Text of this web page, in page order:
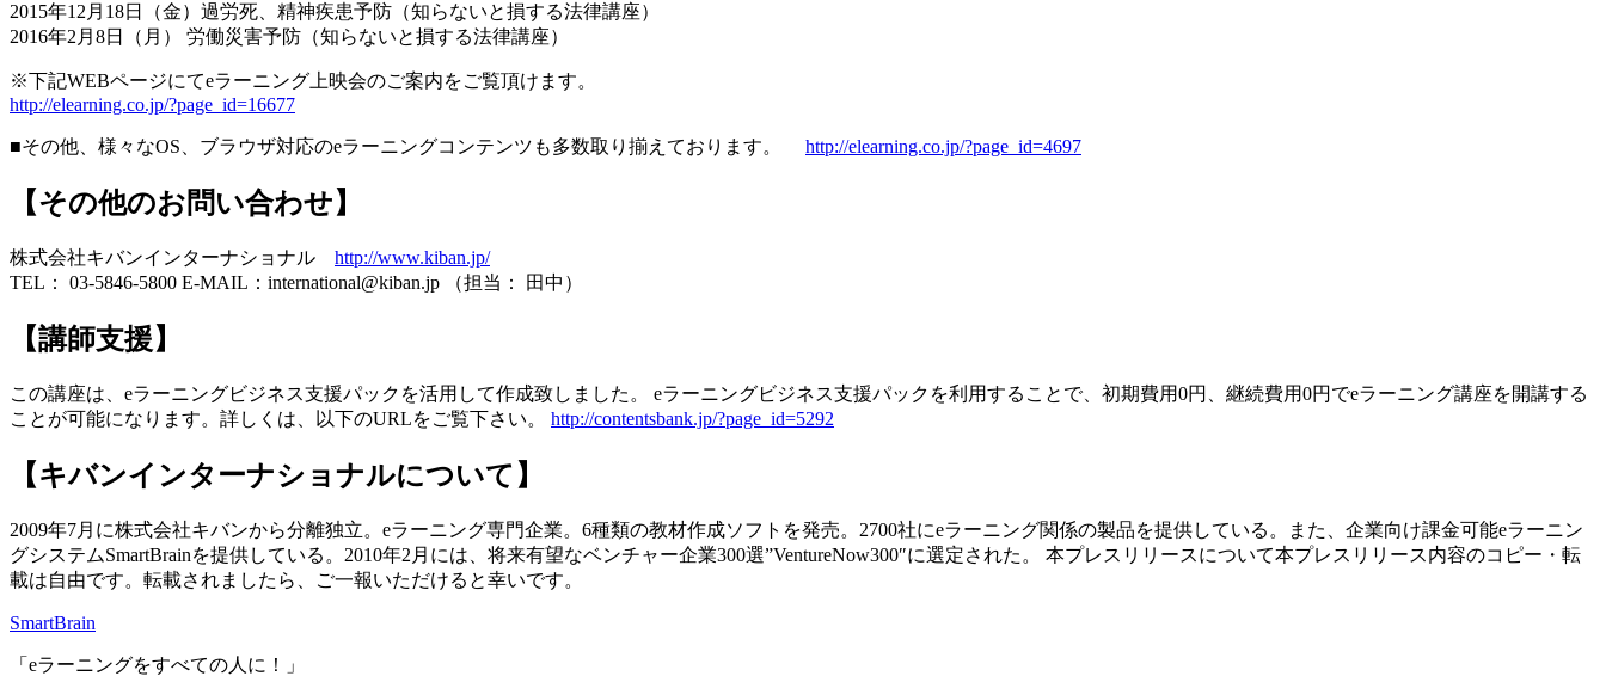
2015年12月18日（金）過労死、精神疾患予防（知らないと損する法律講座）
2016年2月8日（月） 労働災害予防（知らないと損する法律講座）
※下記WEBページにてeラーニング上映会のご案内をご覧頂けます。
http://elearning.co.jp/?page_id=16677
■その他、様々なOS、ブラウザ対応のeラーニングコンテンツも多数取り揃えております。 http://elearning.co.jp/?page_id=4697
【その他のお問い合わせ】
株式会社キバンインターナショナル http://www.kiban.jp/
TEL： 03-5846-5800 E-MAIL：international@kiban.jp （担当： 田中）
【講師支援】
この講座は、eラーニングビジネス支援パックを活用して作成致しました。 eラーニングビジネス支援パックを利用することで、初期費用0円、継続費用0円でeラーニング講座を開講する
ことが可能になります。詳しくは、以下のURLをご覧下さい。 http://contentsbank.jp/?page_id=5292
【キバンインターナショナルについて】
2009年7月に株式会社キバンから分離独立。eラーニング専門企業。6種類の教材作成ソフトを発売。2700社にeラーニング関係の製品を提供している。また、企業向け課金可能eラーニン
グシステムSmartBrainを提供している。2010年2月には、将来有望なベンチャー企業300選”VentureNow300″に選定された。 本プレスリリースについて本プレスリリース内容のコピー・転
載は自由です。転載されましたら、ご一報いただけると幸いです。
SmartBrain
「eラーニングをすべての人に！」